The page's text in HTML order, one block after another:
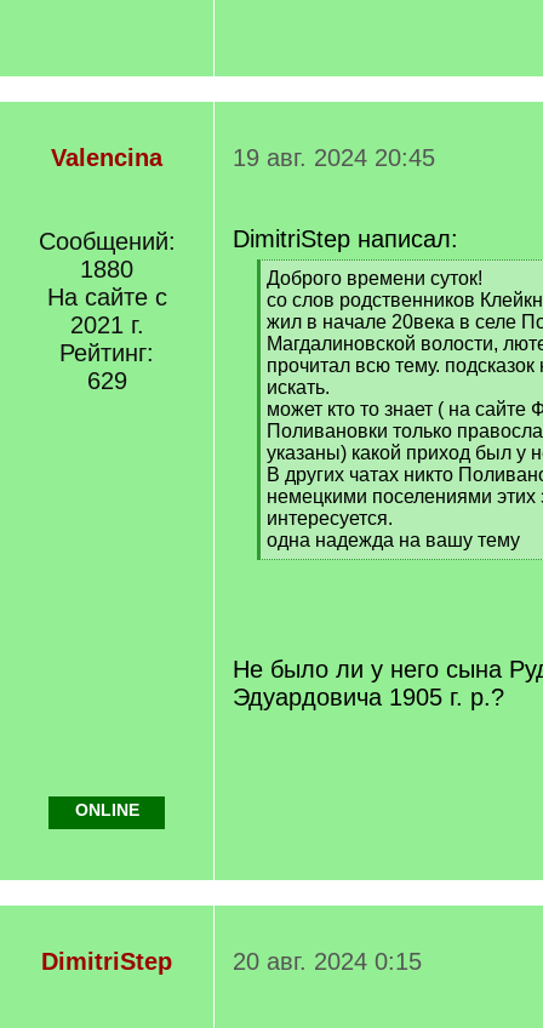
Valencina
Сообщений:
1880
На сайте с
2021 г.
Рейтинг:
629
19 авг. 2024 20:45
DimitriStep написал:
[
q
]
Доброго времени суток!
со слов родственников
жил в начале 20века в селе
Магдалиновской волости,
прочитал всю тему.
искать.
может кто то знает ( на сайте
Поливановки только
указаны) какой приход был у
В других чатах никто
немецкими поселениями этих
интересуется.
одна надежда на вашу тему
[
Не было ли у него сына
Эдуардовича 1905 г. р.?
ONLINE
DimitriStep 20 авг. 2024 0:15